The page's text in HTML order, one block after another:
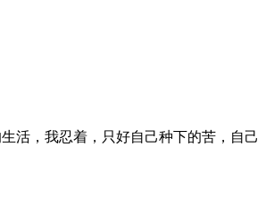
活，我忍着，只好自己种下的苦，自己